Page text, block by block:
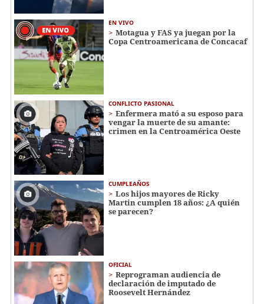
EN VIVO
Motagua y FAS ya juegan por la
Copa Centroamericana de Concacaf
CONFLICTO PASIONAL
Enfermera mató a su esposo para
vengar la muerte de su amante:
crimen en la Centroamérica Oeste
CUMPLEAÑOS
Los hijos mayores de Ricky
Martin cumplen 18 años: ¿A quién
se parecen?
OFICIAL
Reprograman audiencia de
declaración de imputado de
Roosevelt Hernández